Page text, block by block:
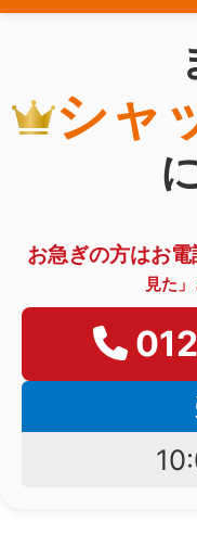
シャ
お急ぎの方はお電
見た